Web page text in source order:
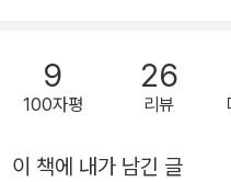
은 아이』 그 두 번째 이야기
꽃님의 『죽이고 싶은 아이』
단숨에 사로잡은 『죽이고 싶
9
100자평
26
리뷰
이 책에 내가 남긴 글